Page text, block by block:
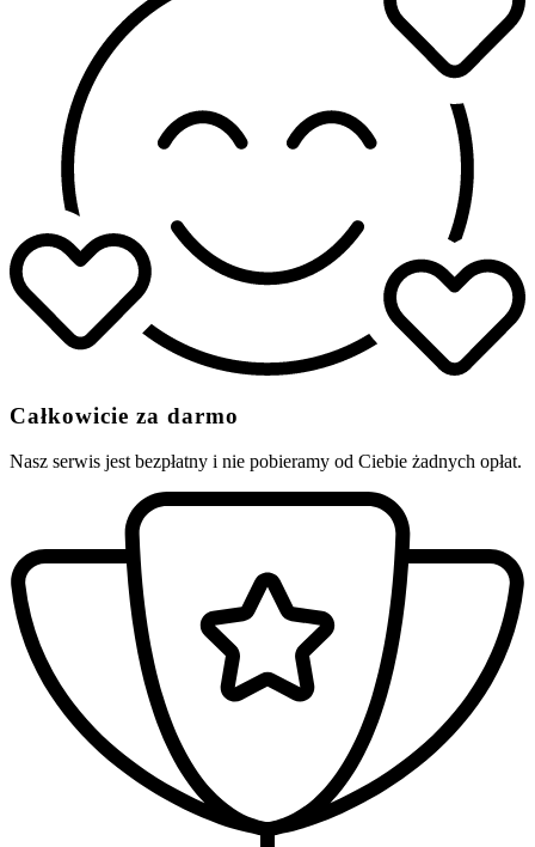
Całkowicie za darmo
Nasz serwis jest bezpłatny i nie pobieramy od Ciebie żadnych opłat.